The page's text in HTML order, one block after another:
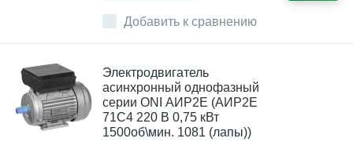
Добавить к сравнению
Электродвигатель
асинхронный однофазный
серии ONI АИР2Е (АИР2Е
71C4 220 В 0,75 кВт
1500об\мин. 1081 (лапы))